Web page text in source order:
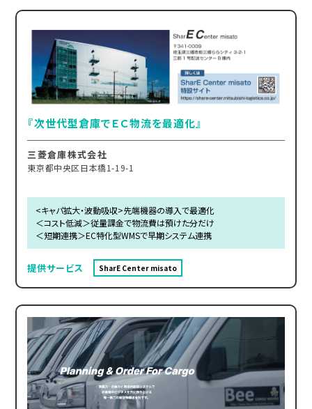
『次世代型倉庫でＥＣ物流を最適化』
三菱倉庫株式会社
東京都中央区日本橋1-19-1
<キャパ拡大・波動吸収>先端機器の導入で最適化
＜コスト低減＞従量課金で物流費は預けた分だけ
＜短期連携＞EC特化型WMSで早期システム連携
提供サービス SharE Center misato